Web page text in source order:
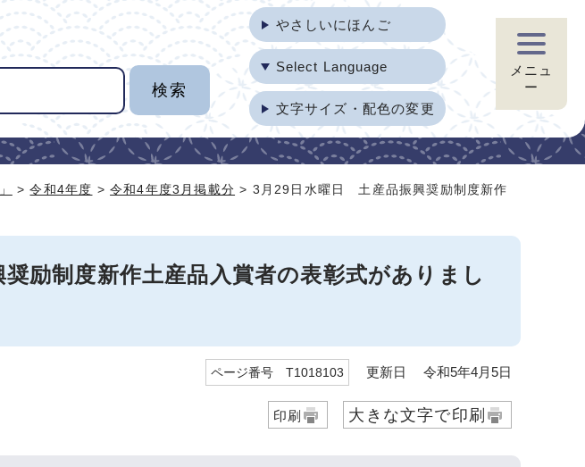
やさしいにほんご
Select Language
文字サイズ・配色の変更
メニュ
ー
>令和4年度 >令和4年度3月掲載分 > 3月29日水曜日 土産品振興奨励制度新作
励制度新作土産品入賞者の表彰式がありまし
ページ番号 T1018103 更新日 令和5年4月5日
印刷 大きな文字で印刷